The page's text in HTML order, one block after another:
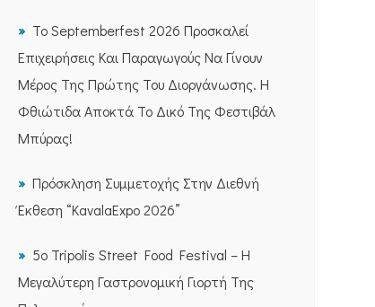
Το Septemberfest 2026 Προσκαλεί
Επιχειρήσεις Και Παραγωγούς Να Γίνουν
Μέρος Της Πρώτης Του Διοργάνωσης. Η
Φθιώτιδα Αποκτά Το Δικό Της Φεστιβάλ
Μπύρας!
Πρόσκληση Συμμετοχής Στην Διεθνή
Έκθεση “KavalaExpo 2026”
5ο Tripolis Street Food Festival – Η
Μεγαλύτερη Γαστρονομική Γιορτή Της